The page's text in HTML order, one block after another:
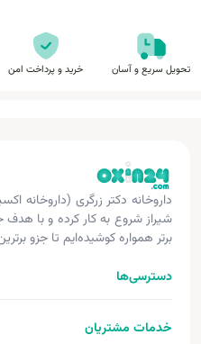
تحویل سریع و آسان خرید و پرداخت امن
شیراز شروع به کار کرده و با
برتر همواره کوشیده‌ایم تا جزو
دسترسی‌ها
خدمات مشتریان